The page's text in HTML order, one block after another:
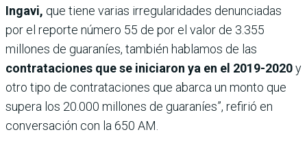
Ingavi, que tiene varias irregularidades denunciadas
por el reporte número 55 de por el valor de 3.355
millones de guaraníes, también hablamos de las
contrataciones que se iniciaron ya en el 2019-2020y
otro tipo de contrataciones que abarca un monto que
supera los 20.000 millones de guaraníes”, refirió en
conversación con la 650 AM.